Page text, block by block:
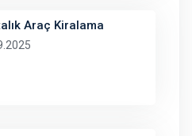
Araç Kiralama